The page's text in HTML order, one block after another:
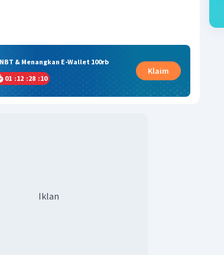
& Menangkan E-Wallet 100rb
01 :12 :28 :09
Klaim
Iklan